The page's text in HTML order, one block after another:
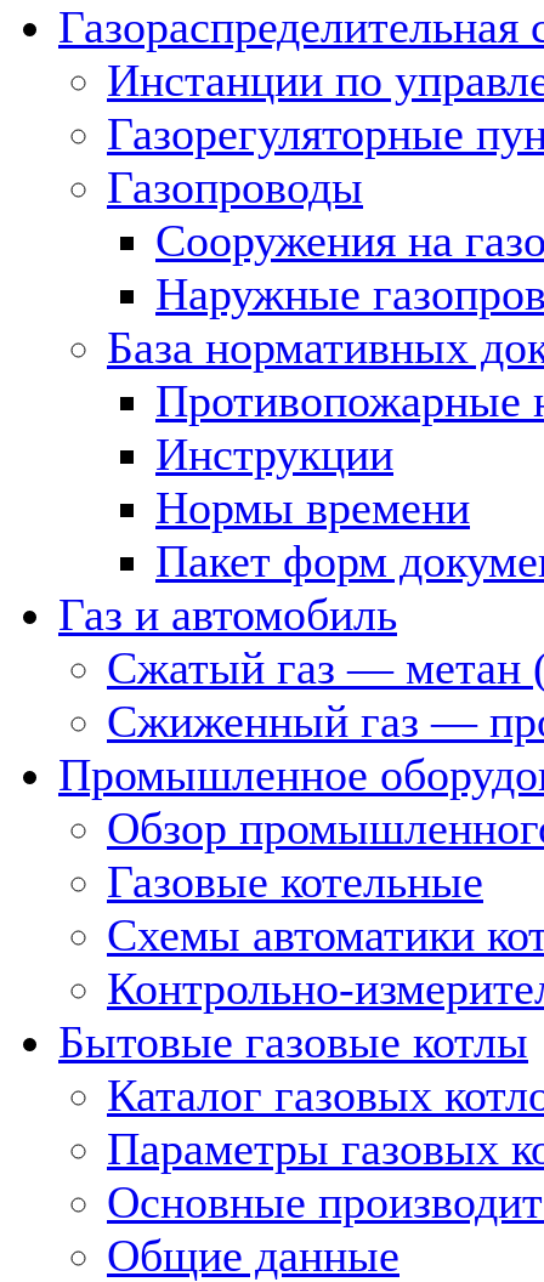
Газораспределительная
Инстанции по
Газорегуляторные
Газопроводы
Сооружения на
Наружные
База нормативных
Противопожарные
Инструкции
Нормы времени
Пакет форм
Газ и автомобиль
Сжатый газ — метан
Сжиженный газ —
Промышленное
Обзор
Газовые котельные
Схемы автоматики
Контрольно-
Бытовые газовые котлы
Каталог газовых
Параметры газовых
Основные
Общие данные